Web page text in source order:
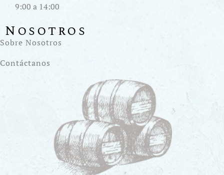
9:00 a 14:00
Nosotros
Sobre Nosotros
Contáctanos